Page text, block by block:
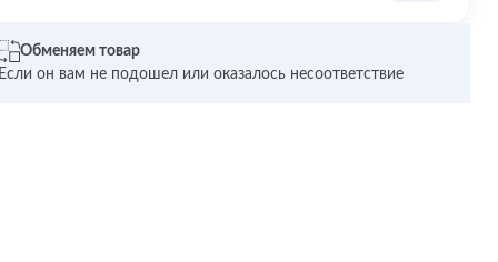
Обменяем товар
Если он вам не подошел или оказалось несоответствие